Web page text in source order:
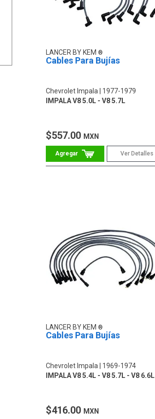
LANCER BY KEM
Cables Para Bujías
Chevrolet Impala
1977-1979
IMPALA V8 5.0L - V8 5.7L
$557.00 MXN
Ver Detalles
LANCER BY KEM
Cables Para Bujías
Chevrolet Impala
1969-1974
IMPALA V8 5.4L - V8 5.7L - V8 6.6L
$416.00 MXN